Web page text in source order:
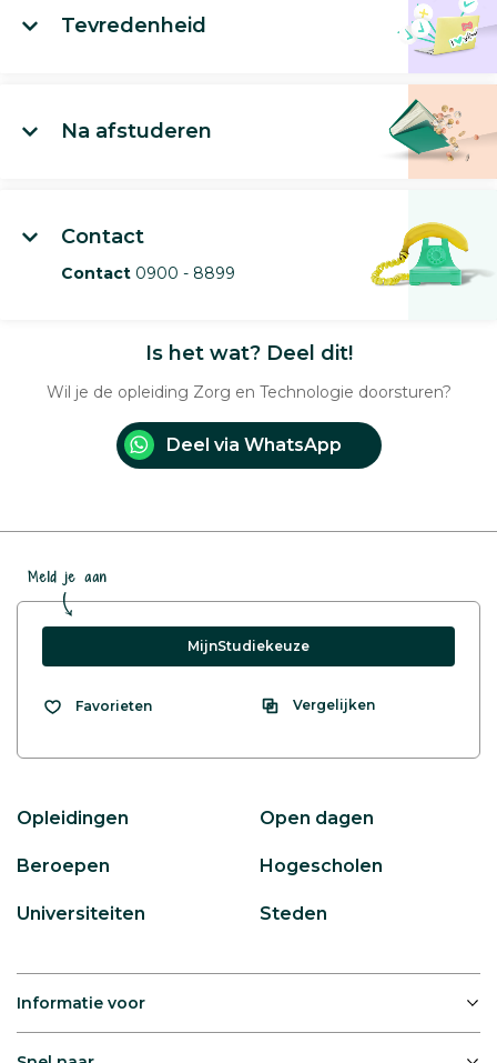
Tevredenheid
Na afstuderen
Contact
Contact 0900 - 8899
Is het wat? Deel dit!
Wil je de opleiding Zorg en Technologie doorsturen?
Deel via WhatsApp
Meld je aan
MijnStudiekeuze
Favorieten Vergelijken
Opleidingen Open dagen
Beroepen Hogescholen
Universiteiten Steden
Informatie voor